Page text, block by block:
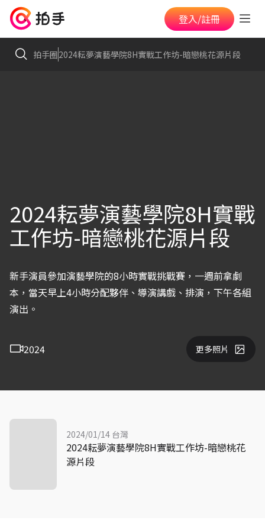
登入/註冊
拍手圈2024耘夢演藝學院8H實戰工作坊-暗戀桃花源片段
2024耘夢演藝學院8H實戰
工作坊-暗戀桃花源片段
新手演員參加演藝學院的8小時實戰挑戰賽，一週前拿劇
本，當天早上4小時分配夥伴、導演講戲、排演，下午各組
演出。
2024 更多照片
2024/01/14 台灣
2024耘夢演藝學院8H實戰工作坊-暗戀桃花
源片段